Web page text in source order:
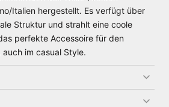
Italien hergestellt. Es verfügt über
Struktur und strahlt eine coole
perfekte Accessoire für den
im casual Style.